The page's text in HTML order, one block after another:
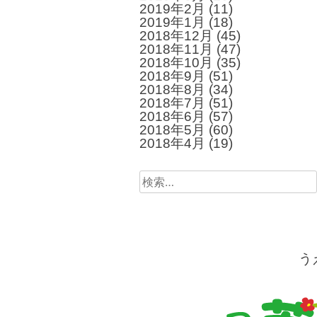
2019年2月 (11)
2019年1月 (18)
2018年12月 (45)
2018年11月 (47)
2018年10月 (35)
2018年9月 (51)
2018年8月 (34)
2018年7月 (51)
2018年6月 (57)
2018年5月 (60)
2018年4月 (19)
検
索:
う